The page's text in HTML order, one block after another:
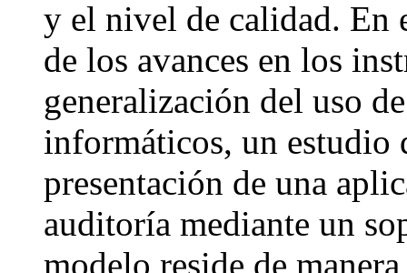
y el nivel de calidad. En
de los avances en los
generalización del uso
informáticos, un estudio
presentación de una
auditoría mediante un
modelo reside de